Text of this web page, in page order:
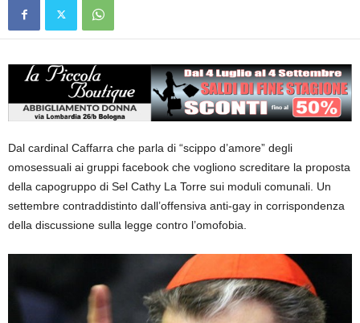
Dal cardinal Caffarra che parla di “scippo d’amore” degli
omosessuali ai gruppi facebook che vogliono screditare la proposta
della capogruppo di Sel Cathy La Torre sui moduli comunali. Un
settembre contraddistinto dall’offensiva anti-gay in corrispondenza
della discussione sulla legge contro l’omofobia.